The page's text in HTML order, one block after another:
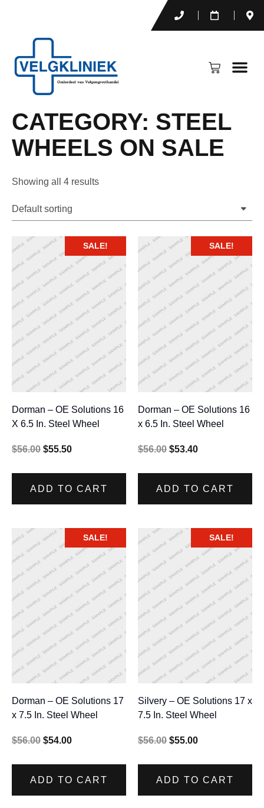
CATEGORY: STEEL
WHEELS ON SALE
Showing all 4 results
SALE!
Dorman – OE Solutions 16
X 6.5 In. Steel Wheel
$56.00 $55.50
ADD TO CART
SALE!
Dorman – OE Solutions 16
x 6.5 In. Steel Wheel
$56.00 $53.40
ADD TO CART
SALE!
Dorman – OE Solutions 17
x 7.5 In. Steel Wheel
$56.00 $54.00
ADD TO CART
SALE!
Silvery – OE Solutions 17 x
7.5 In. Steel Wheel
$56.00 $55.00
ADD TO CART